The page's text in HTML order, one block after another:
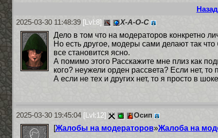
Назад
2025-03-30 11:48:39[Lvl:8]
Х-А-О-С
Дело в том что на модераторов конкретно
Но есть другое, модеры сами делают так
все становится ясно.
А помимо этого Расскажите мне плиз как
кого? неужели орден рассвета? Если нет,
А если не тех и других нет, то я просто в
2025-03-30 19:45:04[Lvl:12]
Осип
[Жалобы на модераторов»Жалоба на